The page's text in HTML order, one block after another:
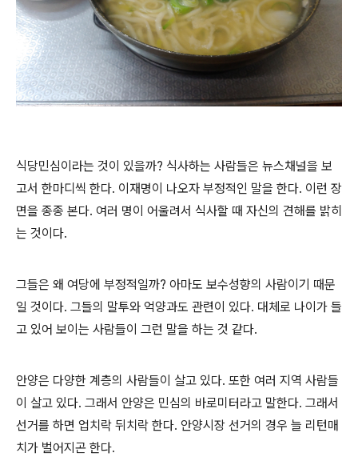
식당민심이라는 것이 있을까? 식사하는 사람들은 뉴스채널을 보
고서 한마디씩 한다. 이재명이 나오자 부정적인 말을 한다. 이런 장
면을 종종 본다. 여러 명이 어울려서 식사할 때 자신의 견해를 밝히
는 것이다.
그들은 왜 여당에 부정적일까? 아마도 보수성향의 사람이기 때문
일 것이다. 그들의 말투와 억양과도 관련이 있다. 대체로 나이가 들
고 있어 보이는 사람들이 그런 말을 하는 것 같다.
안양은 다양한 계층의 사람들이 살고 있다. 또한 여러 지역 사람들
이 살고 있다. 그래서 안양은 민심의 바로미터라고 말한다. 그래서
선거를 하면 업치락 뒤치락 한다. 안양시장 선거의 경우 늘 리턴매
치가 벌어지곤 한다.